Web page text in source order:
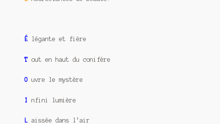
É légante et fière
T out en haut du conifère
O uvre le mystère
I nfini lumière
L aissée dans l’air